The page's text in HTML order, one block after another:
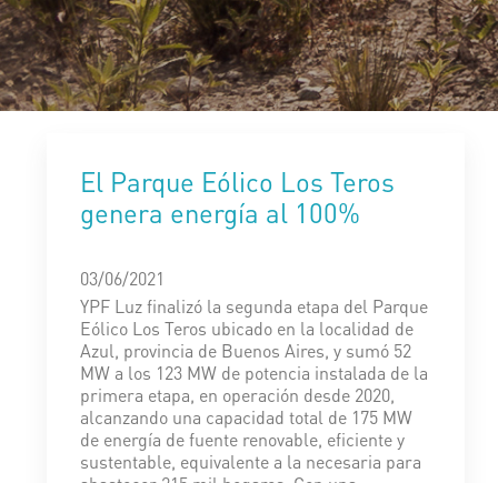
El Parque Eólico Los Teros
genera energía al 100%
03/06/2021
YPF Luz finalizó la segunda etapa del Parque
Eólico Los Teros ubicado en la localidad de
Azul, provincia de Buenos Aires, y sumó 52
MW a los 123 MW de potencia instalada de la
primera etapa, en operación desde 2020,
alcanzando una capacidad total de 175 MW
de energía de fuente renovable, eficiente y
sustentable, equivalente a la necesaria para